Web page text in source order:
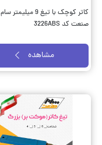
کاتر کوچک با تیغ 9 میلیمتر سام
صنعت کد 3226ABS
مشاهده